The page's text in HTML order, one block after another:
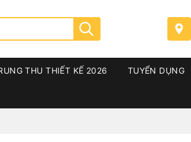
THU THIẾT KẾ 2026 TUYỂN DỤNG